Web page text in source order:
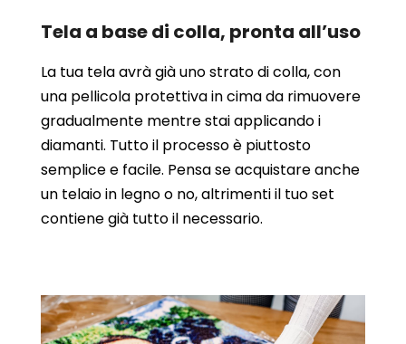
Tela a base di colla, pronta all’uso
La tua tela avrà già uno strato di colla, con
una pellicola protettiva in cima da rimuovere
gradualmente mentre stai applicando i
diamanti. Tutto il processo è piuttosto
semplice e facile. Pensa se acquistare anche
un telaio in legno o no, altrimenti il tuo set
contiene già tutto il necessario.